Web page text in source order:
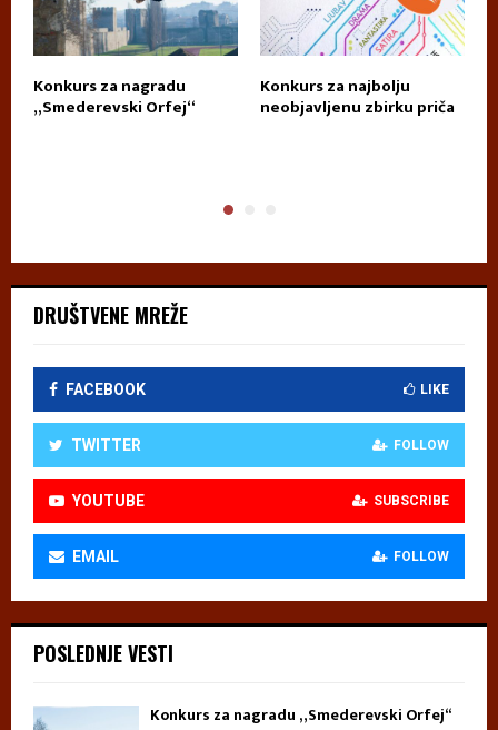
Konkurs za nagradu
„Smederevski Orfej“
Konkurs za najbolju
neobjavljenu zbirku priča
DRUŠTVENE MREŽE
FACEBOOK LIKE
TWITTER FOLLOW
YOUTUBE SUBSCRIBE
EMAIL FOLLOW
POSLEDNJE VESTI
Konkurs za nagradu „Smederevski Orfej“